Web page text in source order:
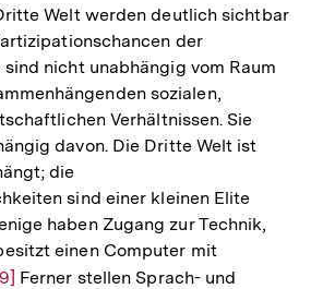
Welt werden deutlich sichtbar
der
nicht unabhängig vom Raum
sozialen,
Verhältnissen. Sie
davon. Die Dritte Welt ist
die
sind einer kleinen Elite
haben Zugang zur Technik,
einen Computer mit
Ferner stellen Sprach- und